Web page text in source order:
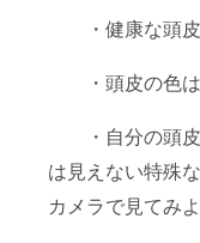
・健康な頭皮
・頭皮の色
・自分の頭皮
は見えない
カメラで見てみ